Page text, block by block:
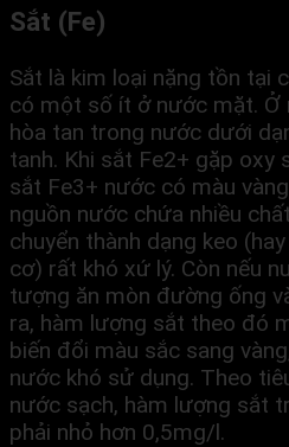
Sắt (Fe)
Sắt là kim loại nặng tồn tại
có một số ít ở nước mặt.
hòa tan trong nước dưới
tanh. Khi sắt Fe2+ gặp oxy
sắt Fe3+ nước có màu
nguồn nước chứa nhiều
chuyển thành dạng keo
cơ) rất khó xứ lý. Còn nếu
tượng ăn mòn đường ống
ra, hàm lượng sắt theo đó
biến đổi màu sắc sang
nước khó sử dụng. Theo
nước sạch, hàm lượng sắt
phải nhỏ hơn 0,5mg/l.